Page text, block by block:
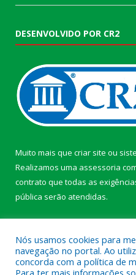
DESENVOLVIDO POR CR2
Muito mais que criar site ou
Realizamos uma assessoria
contrato que todas as
pública serão atendidas.
Nós usamos cookies para
navegação no portal. Ao
concorda com a política de
Para ter mais informações